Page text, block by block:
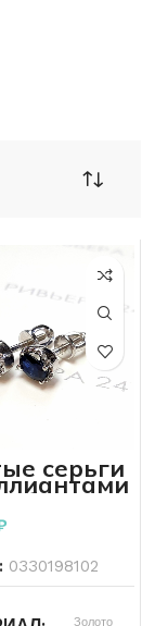
серьги
1.99
0330198102
Золото